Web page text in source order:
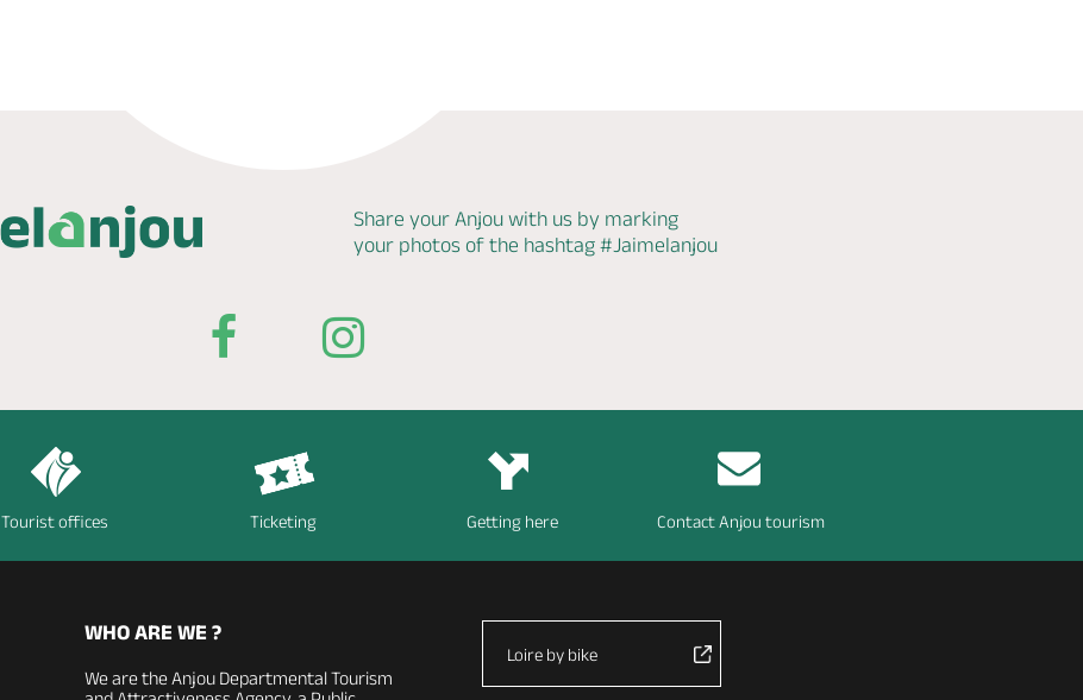
Share your Anjou with us by marking
your photos of the hashtag #Jaimelanjou
Tourist offices Ticketing Getting here Contact Anjou tourism
WHO ARE WE ?
We are the Anjou Departmental Tourism
Loire by bike